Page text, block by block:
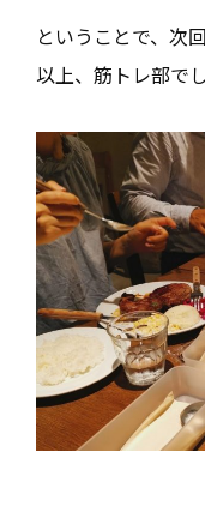
ということで、次
以上、筋トレ部で